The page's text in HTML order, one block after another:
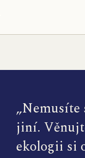
„Nemusíte
jiní.
ekologii si